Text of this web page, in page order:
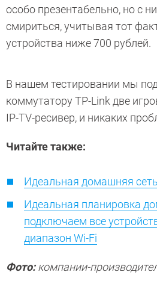
особо презентабельно, но с
смириться, учитывая тот
устройства ниже 700 рублей.
В нашем тестировании мы
коммутатору TP-Link две
IP-TV-ресивер, и никаких
Читайте также:
Идеальная домашняя сеть
Идеальная планировка
подключаем все
диапазон Wi-Fi
Фото:компании-